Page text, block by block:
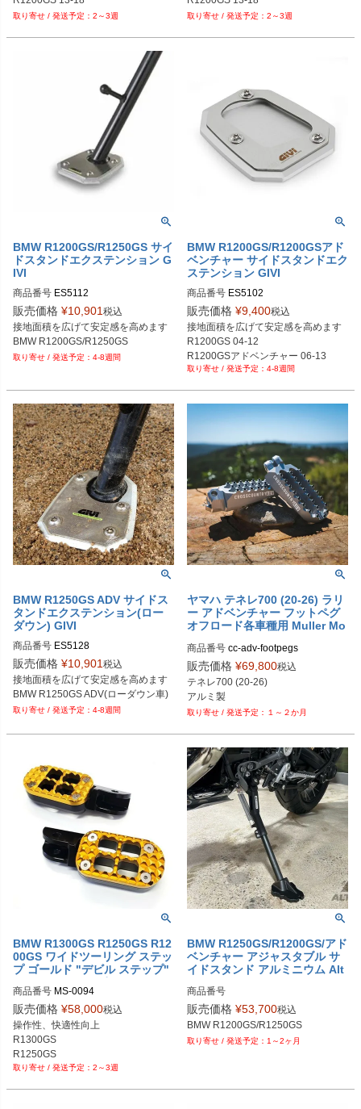
2～3週 2～3週
BMW R1200GS/R1250GS サイ
ドスタンドエクステンション G
IVI
商品番号 ES5112
販売価格 ¥10,901 税込
接地面積を広げて安定感を高めます
BMW R1200GS/R1250GS
4-8週間
BMW R1200GS/R1200GSアド
ベンチャー サイドスタンドエク
ステンション GIVI
商品番号 ES5102
販売価格 ¥9,400税込
接地面積を広げて安定感を高めます
R1200GS 04-12
R1200GSアドベンチャー 06-13
4-8週間
BMW R1250GS ADV サイドス
タンドエクステンション(ロー
ダウン) GIVI
商品番号 ES5128
販売価格 ¥10,901税込
接地面積を広げて安定感を高めます
BMW R1250GS ADV(ローダウン車)
4-8週間
ヤマハ テネレ700 (20-26) ラリ
ー アドベンチャー フットペグ
オフロード各車種用 Muller Mo
商品番号 cc-adv-footpegs
M型番：crosscountryadv-footpegs
販売価格 ¥69,800税込
テネレ700 (20-26)
アルミ製
１～２か月
BMW R1300GS R1250GS R12
00GS ワイドツーリング ステッ
プ ゴールド "デビル ステップ"
ン)
商品番号 MS-0094
販売価格 ¥58,000税込
操作性、快適性向上
R1300GS
R1250GS
R1200GS
2～3週
BMW R1250GS/R1200GS/アド
ベンチャー アジャスタブル サ
イドスタンド アルミニウム Alt
商品番号
販売価格 ¥53,700税込
1～2ヶ月